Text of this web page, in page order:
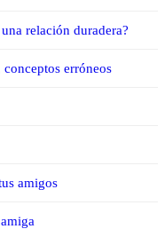
relación duradera?
erróneos
amigos